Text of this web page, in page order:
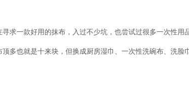
求一款好用的抹布，入过不少坑，也尝试过很多一次性用
多也就是十来块，但换成厨房湿巾、一次性洗碗布、洗脸